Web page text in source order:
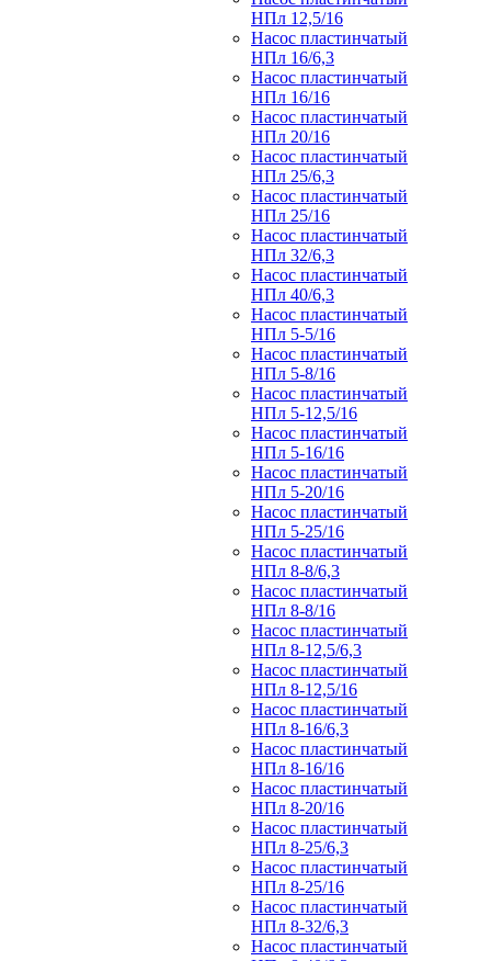
НПл 12,5/16
Насос пластинчатый
НПл 16/6,3
Насос пластинчатый
НПл 16/16
Насос пластинчатый
НПл 20/16
Насос пластинчатый
НПл 25/6,3
Насос пластинчатый
НПл 25/16
Насос пластинчатый
НПл 32/6,3
Насос пластинчатый
НПл 40/6,3
Насос пластинчатый
НПл 5-5/16
Насос пластинчатый
НПл 5-8/16
Насос пластинчатый
НПл 5-12,5/16
Насос пластинчатый
НПл 5-16/16
Насос пластинчатый
НПл 5-20/16
Насос пластинчатый
НПл 5-25/16
Насос пластинчатый
НПл 8-8/6,3
Насос пластинчатый
НПл 8-8/16
Насос пластинчатый
НПл 8-12,5/6,3
Насос пластинчатый
НПл 8-12,5/16
Насос пластинчатый
НПл 8-16/6,3
Насос пластинчатый
НПл 8-16/16
Насос пластинчатый
НПл 8-20/16
Насос пластинчатый
НПл 8-25/6,3
Насос пластинчатый
НПл 8-25/16
Насос пластинчатый
НПл 8-32/6,3
Насос пластинчатый